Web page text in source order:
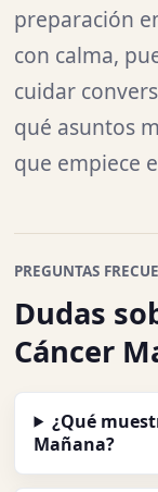
preparación
con calma,
cuidar
qué asuntos
que empiece
PREGUNTAS
Dudas
Cáncer
¿Qué
Mañana?